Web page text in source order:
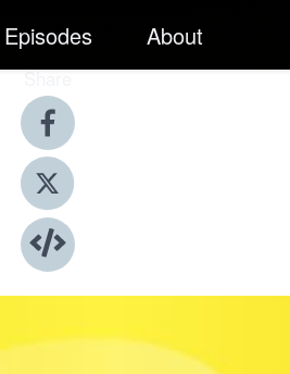
Episodes About
Share